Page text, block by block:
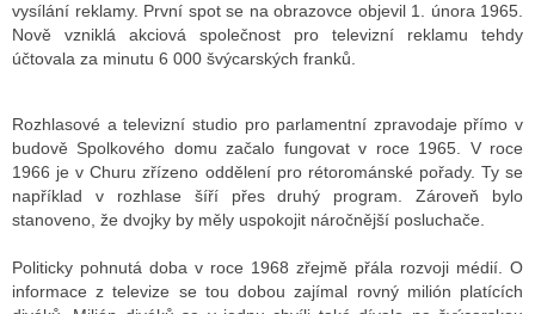
vysílání reklamy. První spot se na obrazovce objevil 1. února 1965.
Nově vzniklá akciová společnost pro televizní reklamu tehdy
účtovala za minutu 6 000 švýcarských franků.
Rozhlasové a televizní studio pro parlamentní zpravodaje přímo v
budově Spolkového domu začalo fungovat v roce 1965. V roce
1966 je v Churu zřízeno oddělení pro rétorománské pořady. Ty se
například v rozhlase šíří přes druhý program. Zároveň bylo
stanoveno, že dvojky by měly uspokojit náročnější posluchače.
Politicky pohnutá doba v roce 1968 zřejmě přála rozvoji médií. O
informace z televize se tou dobou zajímal rovný milión platících